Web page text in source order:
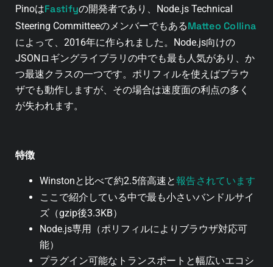
PinoはFastifyの開発者であり、Node.js Technical
Steering CommitteeのメンバーでもあるMatteo Collina
によって、2016年に作られました。Node.js向けの
JSONロギングライブラリの中でも最も人気があり、か
つ最速クラスの一つです。ポリフィルを使えばブラウ
ザでも動作しますが、その場合は速度面の利点の多く
が失われます。
特徴
Winstonと比べて約2.5倍高速と報告されています
ここで紹介している中で最も小さいバンドルサイ
ズ（gzip後3.3KB）
Node.js専用（ポリフィルによりブラウザ対応可
能）
プラグイン可能なトランスポートと幅広いエコシ